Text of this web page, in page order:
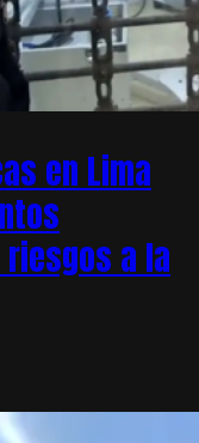
en Lima
a la